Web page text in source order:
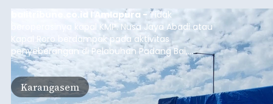
balitribune.co.id I Amlapura - Tidak
beroperasinya kapal KMP. Nusa Jaya Abadi atau
Kapal Roro berdampak pada aktivitas
penyeberangan di Pelabuhan Padang Bai,
Karangasem. Puluhan kendaraan truk, Pick Up
dan kendaraan pribadi harus antre lebih dari dua
hari di Pelabuhan Padang Bai, untuk bisa
menyeberang ke Nusa Penida, karena rute
Karangasem